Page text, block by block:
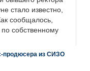
стало известно,
сообщалось,
по собственному
продюсера из СИЗО